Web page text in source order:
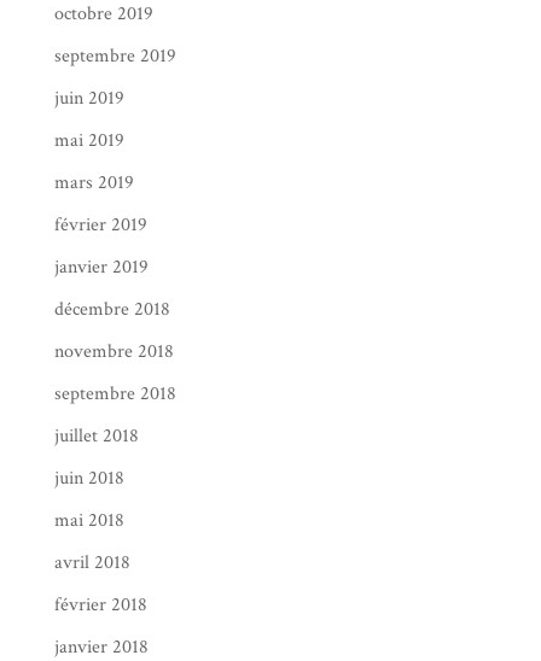
octobre 2019
septembre 2019
juin 2019
mai 2019
mars 2019
février 2019
janvier 2019
décembre 2018
novembre 2018
septembre 2018
juillet 2018
juin 2018
mai 2018
avril 2018
février 2018
janvier 2018